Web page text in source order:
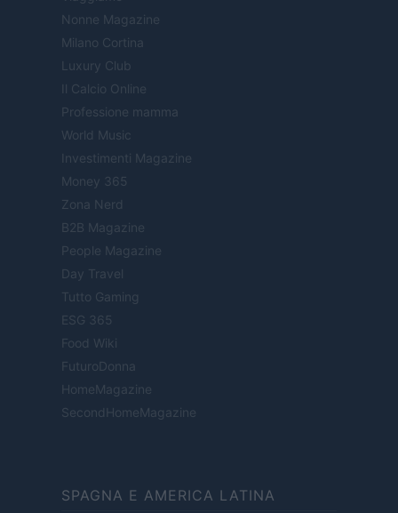
Nonne Magazine
Milano Cortina
Luxury Club
Il Calcio Online
Professione mamma
World Music
Investimenti Magazine
Money 365
Zona Nerd
B2B Magazine
People Magazine
Day Travel
Tutto Gaming
ESG 365
Food Wiki
FuturoDonna
HomeMagazine
SecondHomeMagazine
SPAGNA E AMERICA LATINA